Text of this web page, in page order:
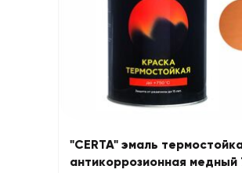
"CERTA" эмаль
антикоррозионная медный